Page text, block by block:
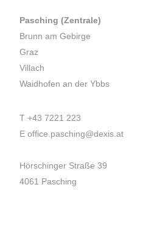
Pasching (Zentrale)
Brunn am Gebirge
Graz
Villach
Waidhofen an der Ybbs
T +43 7221 223
E office.pasching@dexis.at
Hörschinger Straße 39
4061 Pasching